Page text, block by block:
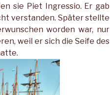
sie Piet Ingressio. Er gab
verstanden. Später stellte
worden war, nur
weil er sich die Seife des